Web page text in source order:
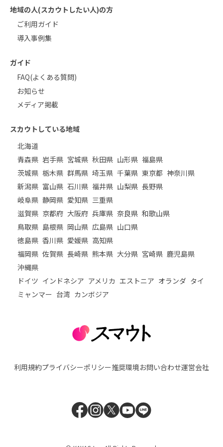
地域の人(スカウトしたい人)の方
ご利用ガイド
導入事例集
ガイド
FAQ(よくある質問)
お知らせ
メディア掲載
スカウトしている地域
北海道
青森県 岩手県 宮城県 秋田県 山形県 福島県
茨城県 栃木県 群馬県 埼玉県 千葉県 東京都 神奈川県
新潟県 富山県 石川県 福井県 山梨県 長野県
岐阜県 静岡県 愛知県 三重県
滋賀県 京都府 大阪府 兵庫県 奈良県 和歌山県
鳥取県 島根県 岡山県 広島県 山口県
徳島県 香川県 愛媛県 高知県
福岡県 佐賀県 長崎県 熊本県 大分県 宮崎県 鹿児島県
沖縄県
ドイツ インドネシア アメリカ エストニア オランダ タイ
ミャンマー 台湾 カンボジア
利用規約プライバシーポリシー推奨環境お問い合わせ運営会社